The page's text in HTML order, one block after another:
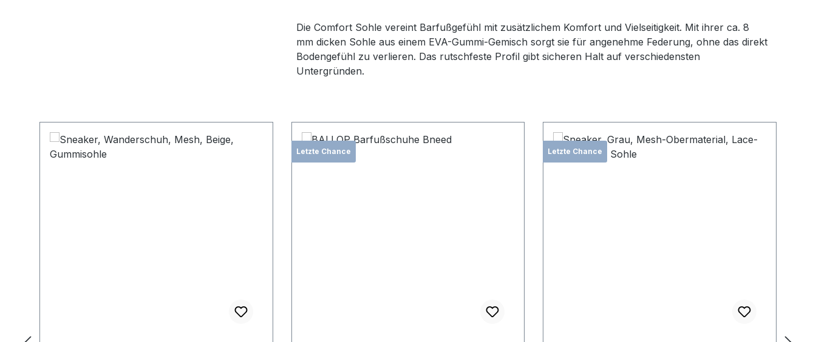
Die Comfort Sohle vereint Barfußgefühl mit zusätzlichem Komfort und Vielseitigkeit. Mit ihrer ca. 8
mm dicken Sohle aus einem EVA-Gummi-Gemisch sorgt sie für angenehme Federung, ohne das direkt
Bodengefühl zu verlieren. Das rutschfeste Profil gibt sicheren Halt auf verschiedensten
Untergründen.
Letzte Chance Letzte Chance